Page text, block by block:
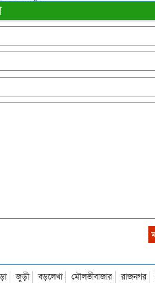
জুড়ী বড়লেখা মৌলভীবাজার রাজনগর